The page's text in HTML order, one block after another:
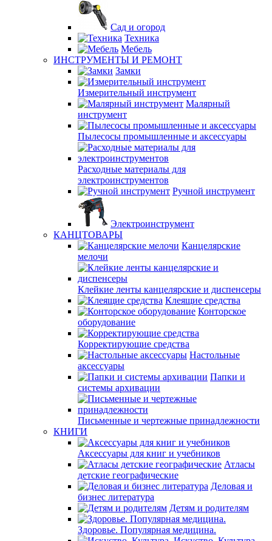
Сад и огород
Техника
Мебель
ИНСТРУМЕНТЫ И РЕМОНТ
Замки
Измерительный инструмент
Малярный
инструмент
Пылесосы промышленные и аксессуары
Расходные материалы для
электроинструментов
Ручной инструмент
Электроинструмент
КАНЦТОВАРЫ
Канцелярские
мелочи
Клейкие ленты канцелярские и диспенсеры
Клеящие средства
Конторское
оборудование
Корректирующие средства
Настольные
аксессуары
Папки и
системы архивации
Письменные и чертежные принадлежности
КНИГИ
Аксессуары для книг и учебников
Атласы
детские географические
Деловая и
бизнес литература
Детям и родителям
Здоровье. Популярная медицина.